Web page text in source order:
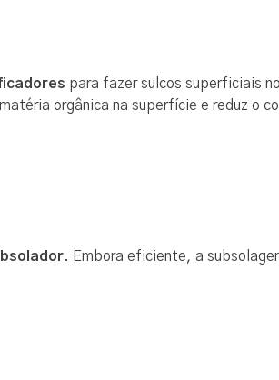
para fazer sulcos superficiais
orgânica na superfície e reduz o
. Embora eficiente, a